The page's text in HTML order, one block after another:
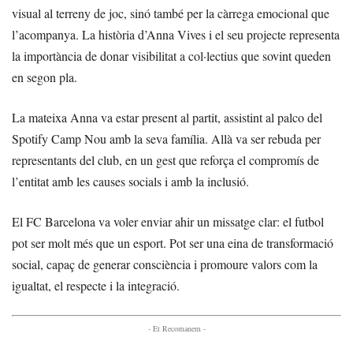
visual al terreny de joc, sinó també per la càrrega emocional que
l’acompanya. La història d’Anna Vives i el seu projecte representa
la importància de donar visibilitat a col·lectius que sovint queden
en segon pla.
La mateixa Anna va estar present al partit, assistint al palco del
Spotify Camp Nou amb la seva família. Allà va ser rebuda per
representants del club, en un gest que reforça el compromís de
l’entitat amb les causes socials i amb la inclusió.
El FC Barcelona va voler enviar ahir un missatge clar: el futbol
pot ser molt més que un esport. Pot ser una eina de transformació
social, capaç de generar consciència i promoure valors com la
igualtat, el respecte i la integració.
- Et Recomanem -